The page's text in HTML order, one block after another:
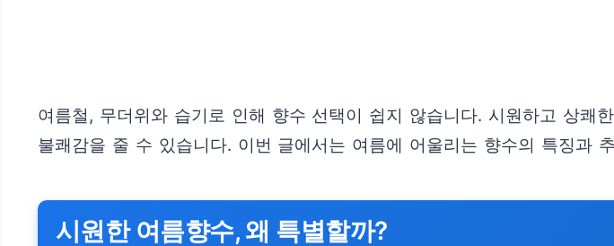
여름철, 무더위와 습기로 인해 향수 선택이 쉽지 않습니다. 시원하고 상쾌
불쾌감을 줄 수 있습니다. 이번 글에서는 여름에 어울리는 향수의 특징과
시원한 여름향수, 왜 특별할까?